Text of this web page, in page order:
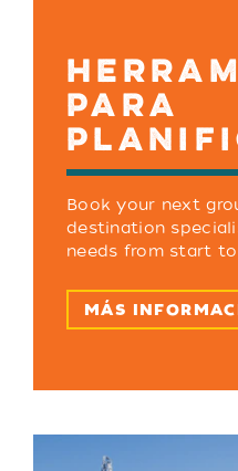
PARA
Book your next
destination
needs from start
MÁS